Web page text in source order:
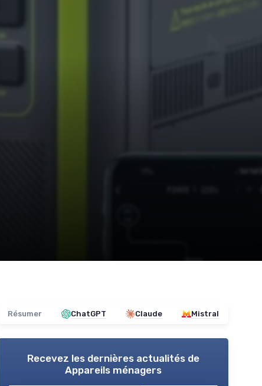
Résumer ChatGPT Claude Mistral
Recevez les dernières actualités de
Appareils ménagers